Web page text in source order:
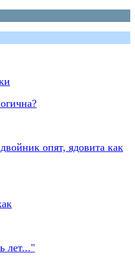
опят, ядовита как
лет..."